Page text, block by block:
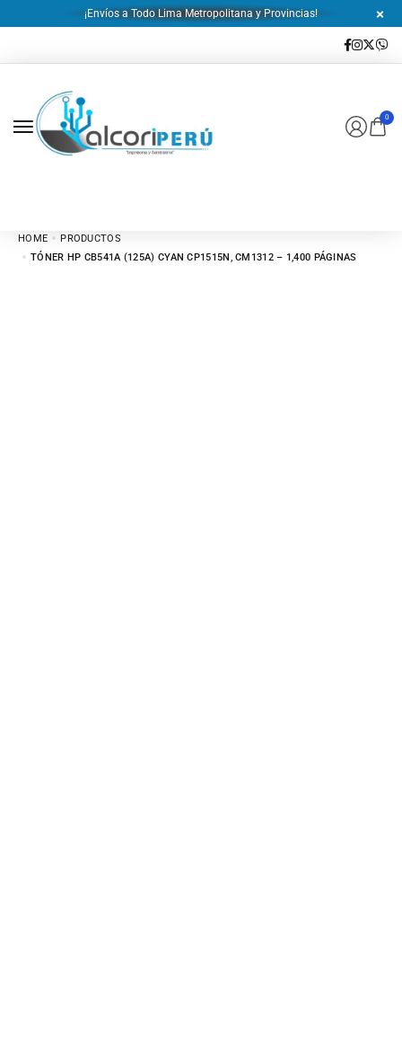
¡Envíos a Todo Lima Metropolitana y Provincias!
0
HOME
PRODUCTOS
TÓNER HP CB541A (125A) CYAN CP1515N, CM1312 – 1,400 PÁGINAS